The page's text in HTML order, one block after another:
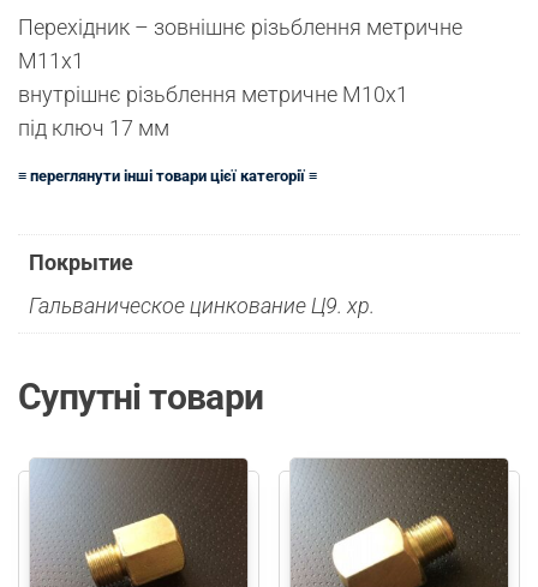
Перехідник – зовнішнє різьблення метричне
М11х1
внутрішнє різьблення метричне М10х1
під ключ 17 мм
≡ переглянути інші товари цієї категорії ≡
Покрытие
Гальваническое цинкование Ц9. хр.
Супутні товари